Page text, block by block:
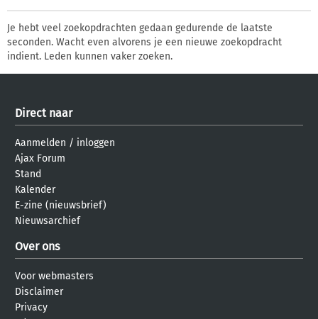
Je hebt veel zoekopdrachten gedaan gedurende de laatste
seconden. Wacht even alvorens je een nieuwe zoekopdracht
indient. Leden kunnen vaker zoeken.
Direct naar
Aanmelden / inloggen
Ajax Forum
Stand
Kalender
E-zine (nieuwsbrief)
Nieuwsarchief
Over ons
Voor webmasters
Disclaimer
Privacy